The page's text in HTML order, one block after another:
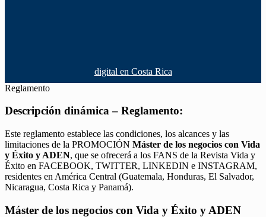
digital en Costa Rica
Reglamento
Descripción dinámica – Reglamento:
Este reglamento establece las condiciones, los alcances y las
limitaciones de la PROMOCIÓN Máster de los negocios con Vida
y Éxito y ADEN, que se ofrecerá a los FANS de la Revista Vida y
Éxito en FACEBOOK, TWITTER, LINKEDIN e INSTAGRAM,
residentes en América Central (Guatemala, Honduras, El Salvador,
Nicaragua, Costa Rica y Panamá).
Máster de los negocios con Vida y Éxito y ADEN